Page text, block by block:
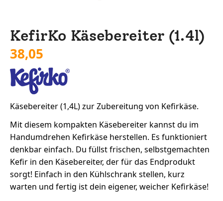
KefirKo Käsebereiter (1.4l)
38,05
Käsebereiter (1,4L) zur Zubereitung von Kefirkäse.
Mit diesem kompakten Käsebereiter kannst du im
Handumdrehen Kefirkäse herstellen. Es funktioniert
denkbar einfach. Du füllst frischen, selbstgemachten
Kefir in den Käsebereiter, der für das Endprodukt
sorgt! Einfach in den Kühlschrank stellen, kurz
warten und fertig ist dein eigener, weicher Kefirkäse!